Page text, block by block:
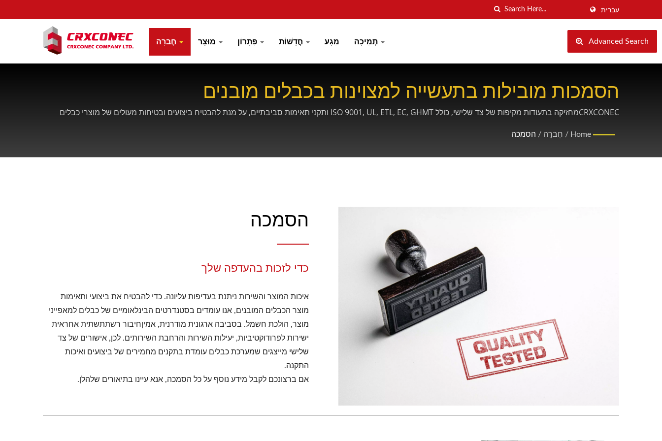
עברית
מַגָע Advanced Search
הסמכות מובילות בתעשייה למצוינות בכבלים מובנים
CRXCONECמחזיקה בתעודות מקיפות של צד שלישי, כולל ISO 9001, UL, ETL, EC, GHMT ותקני תאימות סביבתיים, על מנת להבטיח ביצועים ובטיחות מעולים של מוצרי כבלים
Home
/ חֶברָה / הסמכה
הסמכה
כדי לזכות בהעדפה שלך
איכות המוצר והשירות ניתנת בעדיפות עליונה. כדי להבטיח את ביצועי ותאימות
מוצר הכבלים המובנים, אנו עומדים בסטנדרטים הבינלאומיים של כבלים למאפייני
מוצר, הולכת חשמל. בסביבה ארגונית מודרנית, אמיןחיבור רשתתשתית אחראית
ישירות לפרודוקטיביות, יעילות השירות והרחבת השירותים. לכן, אישורים של צד
שלישי מייצגים שמערכת כבלים עומדת בתקנים מחמירים של ביצועים ואיכות
התקנה.
אם ברצונכם לקבל מידע נוסף על כל הסמכה, אנא עיינו בתיאורים שלהלן.